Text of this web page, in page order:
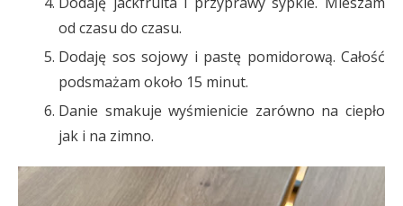
od czasu do czasu.
Dodaję sos sojowy i pastę pomidorową. Całość
podsmażam około 15 minut.
Danie smakuje wyśmienicie zarówno na ciepło
jak i na zimno.